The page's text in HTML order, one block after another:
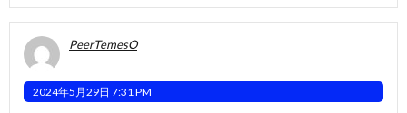
PeerTemesO
2024年5月29日 7:31 PM